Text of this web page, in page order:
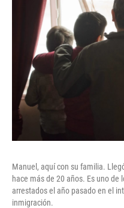
Manuel, aquí con su familia.
hace más de 20 años. Es uno
arrestados el año pasado en el
inmigración.